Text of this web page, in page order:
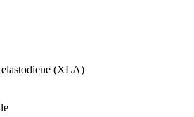
(XLA)